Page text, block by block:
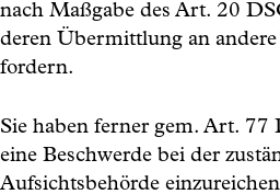
nach Maßgabe des Art. 20
deren Übermittlung an
fordern.
Sie haben ferner gem. Art. 77
eine Beschwerde bei der
Aufsichtsbehörde